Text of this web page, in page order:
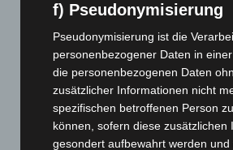
entdeckt
Brand im „Haus der Begegnung“ in
eingedämmt
6. August 2026
Region Hannover: 21 neue
Roten Kreuz
f) Pseudonymisierung
Pseudonymisierung ist die
personenbezogener Daten in
die personenbezogenen Daten
zusätzlicher Informationen nicht
spezifischen betroffenen Person
können, sofern diese zusätzlichen
gesondert aufbewahrt werden und